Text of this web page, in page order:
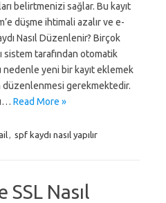
belirtmenizi sağlar. Bu kayıt
düşme ihtimali azalır ve e-
Nasıl Düzenlenir? Birçok
sistem tarafından otomatik
yeni bir kayıt eklemek
düzenlenmesi gerekmektedir.
Read More »
, spf kaydı nasıl yapılır
SSL Nasıl